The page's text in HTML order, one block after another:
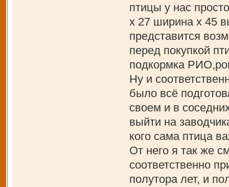
птицы у нас
х 27 ширина х 45
представится
перед покупкой
подкормка
Ну и
было всё
своем и в
выйти на
кого сама птица
От него я так же
соответственно
полутора лет, и